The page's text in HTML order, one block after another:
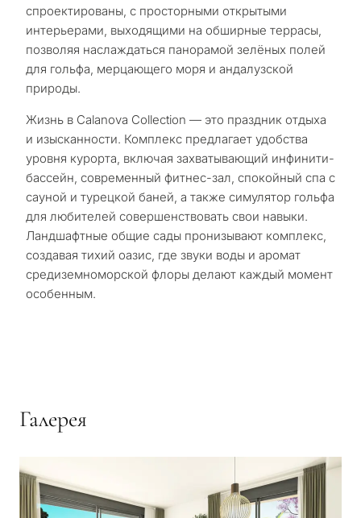
спроектированы, с просторными открытыми
интерьерами, выходящими на обширные террасы,
позволяя наслаждаться панорамой зелёных полей
для гольфа, мерцающего моря и андалузской
природы.
Жизнь в Calanova Collection — это праздник отдыха
и изысканности. Комплекс предлагает удобства
уровня курорта, включая захватывающий инфинити-
бассейн, современный фитнес-зал, спокойный спа с
сауной и турецкой баней, а также симулятор гольфа
для любителей совершенствовать свои навыки.
Ландшафтные общие сады пронизывают комплекс,
создавая тихий оазис, где звуки воды и аромат
средиземноморской флоры делают каждый момент
особенным.
Галерея